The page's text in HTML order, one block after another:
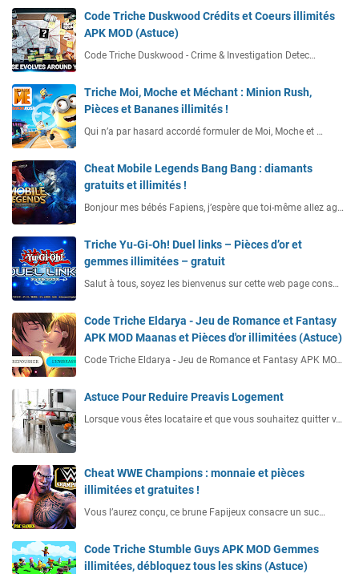
Code Triche Duskwood Crédits et Coeurs illimités
APK MOD (Astuce)
Code Triche Duskwood - Crime & Investigation Detec…
Triche Moi, Moche et Méchant : Minion Rush,
Pièces et Bananes illimités !
Qui n’a par hasard accordé formuler de Moi, Moche et …
Cheat Mobile Legends Bang Bang : diamants
gratuits et illimités !
Bonjour mes bébés Fapiens, j’espère que toi-même allez ag…
Triche Yu-Gi-Oh! Duel links – Pièces d’or et
gemmes illimitées – gratuit
Salut à tous, soyez les bienvenus sur cette web page cons…
Code Triche Eldarya - Jeu de Romance et Fantasy
APK MOD Maanas et Pièces d'or illimitées (Astuce)
Code Triche Eldarya - Jeu de Romance et Fantasy APK MO…
Astuce Pour Reduire Preavis Logement
Lorsque vous êtes locataire et que vous souhaitez quitter v…
Cheat WWE Champions : monnaie et pièces
illimitées et gratuites !
Vous l’aurez conçu, ce brune Fapijeux consacre un suc…
Code Triche Stumble Guys APK MOD Gemmes
illimitées, débloquez tous les skins (Astuce)